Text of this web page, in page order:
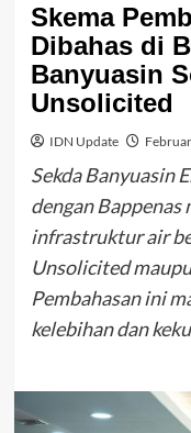
Skema
Dibahas di
Banyuasin
Unsolicited
IDN Update
Sekda Banyuasin
dengan Bappenas
infrastruktur air
Unsolicited
Pembahasan ini
kelebihan dan